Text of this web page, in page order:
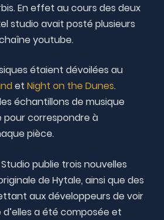
En effet au cours des deux
studio avait posté plusieurs
youtube.
étaient dévoilées au
et Night on the Dunes.
échantillons de musique
pour correspondre à
pièce.
Studio publie trois nouvelles
de Hytale, ainsi que des
aux développeurs de voir
a été composée et